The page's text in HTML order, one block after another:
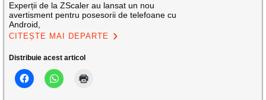
Experții de la ZScaler au lansat un nou
avertisment pentru posesorii de telefoane cu
Android,
CITEȘTE MAI DEPARTE
Distribuie acest articol